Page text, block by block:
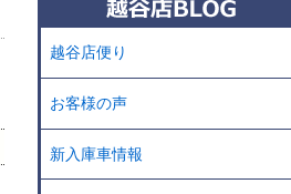
越谷店便り
お客様の声
新入庫車情報